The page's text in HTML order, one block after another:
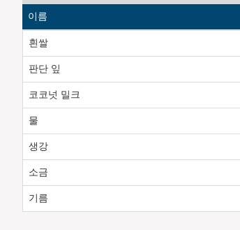
이름
흰쌀
판단 잎
코코넛 밀크
물
생강
소금
기름